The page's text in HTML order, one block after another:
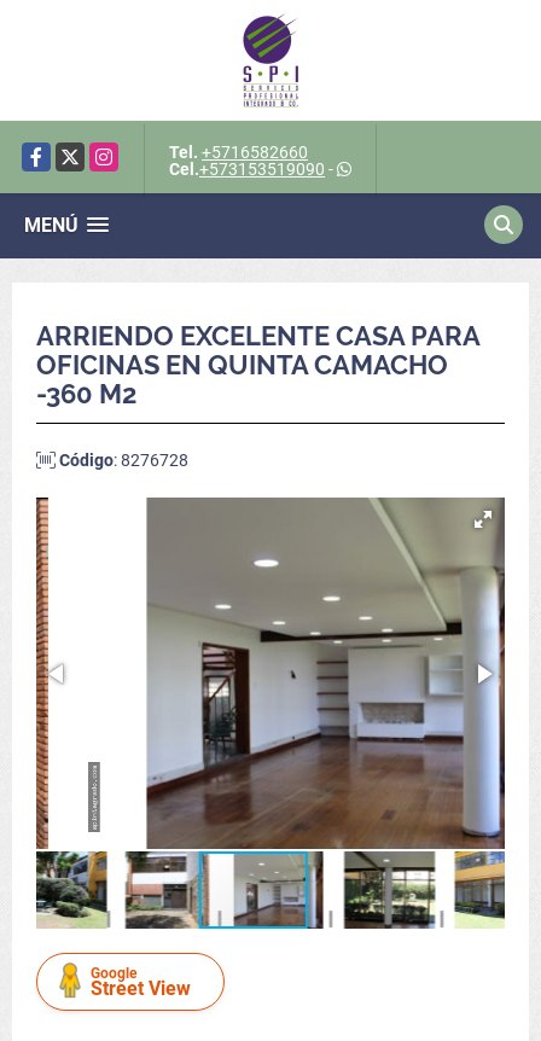
Facebook
X Instagram Tel. +5716582660
Cel.+573153519090 -
MENÚ
ARRIENDO EXCELENTE CASA PARA
OFICINAS EN QUINTA CAMACHO
-360 M2
Código: 8276728
Google
Street View